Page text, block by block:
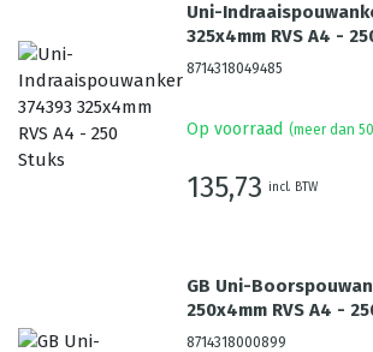
Uni-
325x4mm RVS A4 -
8714318049485
Op voorraad (meer dan
135,73 incl. BTW
GB Uni-
250x4mm RVS A4 -
8714318000899